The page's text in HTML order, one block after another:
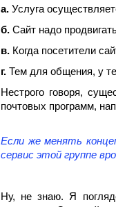
а. Услуга
б. Сайт надо
в. Когда посетители
г. Тем для общения, у
Нестрого говоря,
почтовых программ,
Если же менять
сервис этой группе
Ну, не знаю. Я